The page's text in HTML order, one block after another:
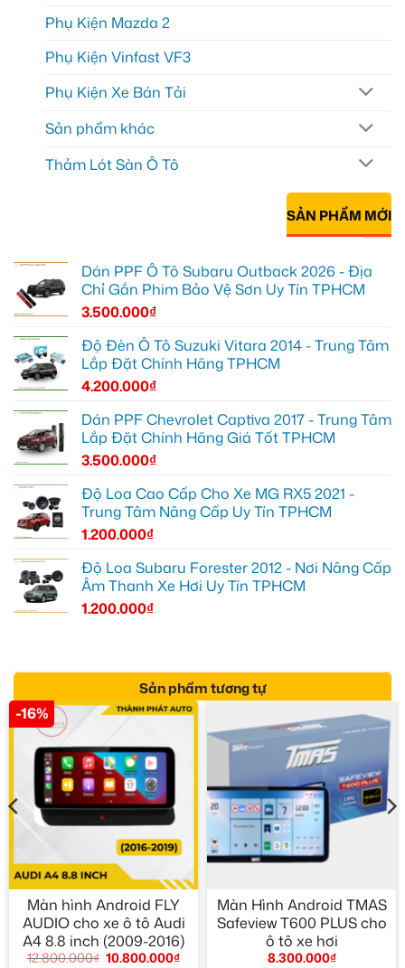
Phụ Kiện Mazda 2
Phụ Kiện Vinfast VF3
Phụ Kiện Xe Bán Tải
Sản phẩm khác
Thảm Lót Sàn Ô Tô
SẢN PHẨM MỚI
Dán PPF Ô Tô Subaru Outback 2026 - Địa
Chỉ Gắn Phim Bảo Vệ Sơn Uy Tín TPHCM
3.500.000₫
Độ Đèn Ô Tô Suzuki Vitara 2014 - Trung Tâm
Lắp Đặt Chính Hãng TPHCM
4.200.000₫
Dán PPF Chevrolet Captiva 2017 - Trung Tâm
Lắp Đặt Chính Hãng Giá Tốt TPHCM
3.500.000₫
Độ Loa Cao Cấp Cho Xe MG RX5 2021 -
Trung Tâm Nâng Cấp Uy Tín TPHCM
1.200.000₫
Độ Loa Subaru Forester 2012 - Nơi Nâng Cấp
Âm Thanh Xe Hơi Uy Tín TPHCM
1.200.000₫
Sản phẩm tương tự
-16%
Màn hình Android FLY
AUDIO cho xe ô tô Audi
A4 8.8 inch (2009-2016)
12.800.000₫ 10.800.000₫
Màn Hình Android TMAS
Safeview T600 PLUS cho
ô tô xe hơi
8.300.000₫